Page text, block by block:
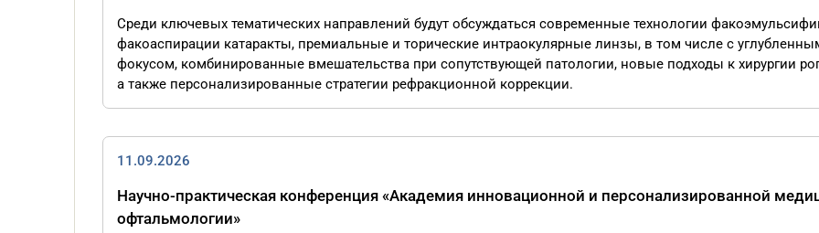
Среди ключевых тематических направлений будут обсуждаться современные технологии
факоаспирации катаракты, премиальные и торические интраокулярные линзы, в том числе с
фокусом, комбинированные вмешательства при сопутствующей патологии, новые подходы к хирургии
а также персонализированные стратегии рефракционной коррекции.
11.09.2026
Научно-практическая конференция «Академия инновационной и персонализированной
офтальмологии»